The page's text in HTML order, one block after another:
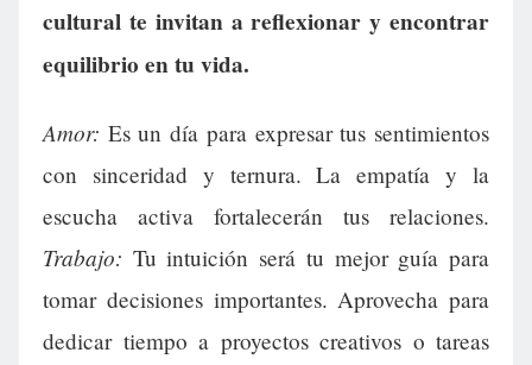
cultural te invitan a reflexionar y encontrar
equilibrio en tu vida.
Amor: Es un día para expresar tus sentimientos
con sinceridad y ternura. La empatía y la
escucha activa fortalecerán tus relaciones.
Trabajo: Tu intuición será tu mejor guía para
tomar decisiones importantes. Aprovecha para
dedicar tiempo a proyectos creativos o tareas